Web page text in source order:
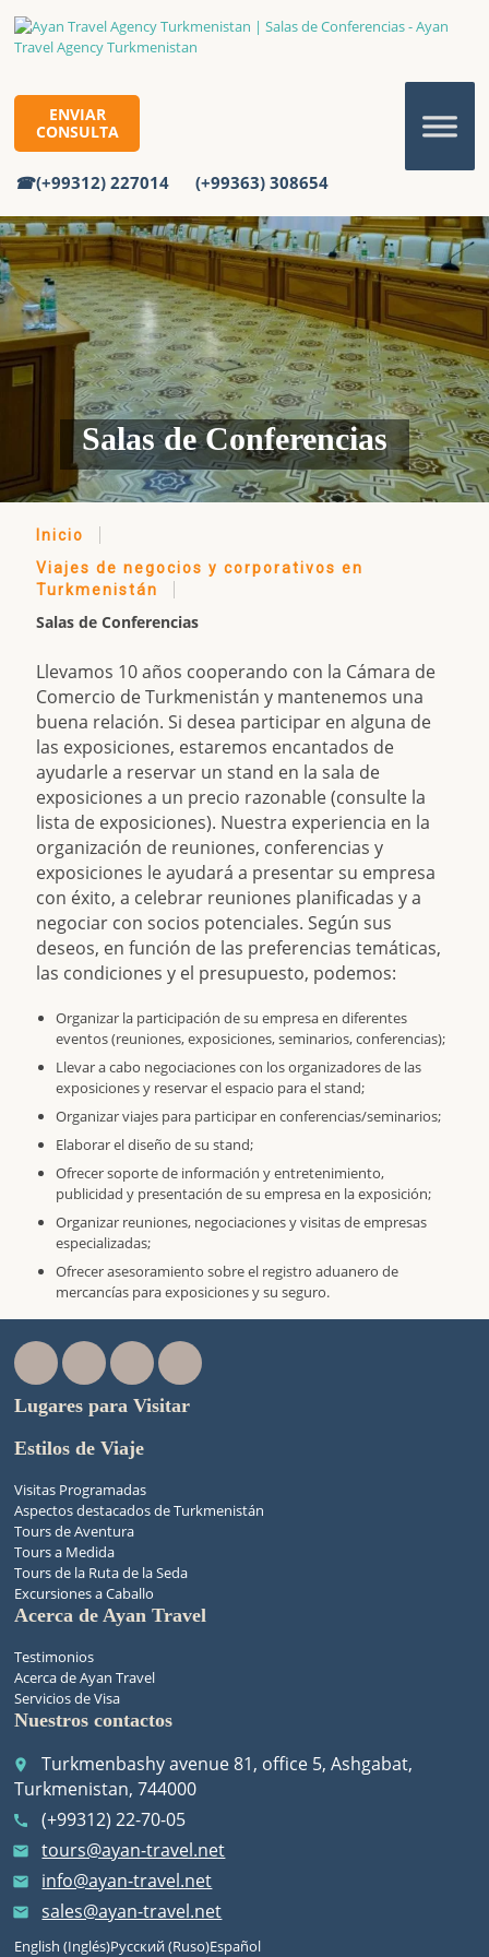
(+99312) 227014 (+99363) 308654
ENVIAR
CONSULTA
Salas de Conferencias
Inicio
Viajes de negocios y corporativos en
Turkmenistán
Salas de Conferencias
Llevamos 10 años cooperando con la Cámara de
Comercio de Turkmenistán y mantenemos una
buena relación. Si desea participar en alguna de
las exposiciones, estaremos encantados de
ayudarle a reservar un stand en la sala de
exposiciones a un precio razonable (consulte la
lista de exposiciones). Nuestra experiencia en la
organización de reuniones, conferencias y
exposiciones le ayudará a presentar su empresa
con éxito, a celebrar reuniones planificadas y a
negociar con socios potenciales. Según sus
deseos, en función de las preferencias temáticas,
las condiciones y el presupuesto, podemos:
Organizar la participación de su empresa en diferentes
eventos (reuniones, exposiciones, seminarios, conferencias);
Llevar a cabo negociaciones con los organizadores de las
exposiciones y reservar el espacio para el stand;
Organizar viajes para participar en conferencias/seminarios;
Elaborar el diseño de su stand;
Ofrecer soporte de información y entretenimiento,
publicidad y presentación de su empresa en la exposición;
Organizar reuniones, negociaciones y visitas de empresas
especializadas;
Ofrecer asesoramiento sobre el registro aduanero de
mercancías para exposiciones y su seguro.
Lugares para Visitar
Estilos de Viaje
Visitas Programadas
Aspectos destacados de Turkmenistán
Tours de Aventura
Tours a Medida
Tours de la Ruta de la Seda
Excursiones a Caballo
Acerca de Ayan Travel
Testimonios
Acerca de Ayan Travel
Servicios de Visa
Nuestros contactos
place
Turkmenbashy avenue 81, office 5, Ashgabat,
Turkmenistan, 744000
call (+99312) 22-70-05
email tours@ayan-travel.net
email info@ayan-travel.net
email sales@ayan-travel.net
English (Inglés)Русский(Ruso)Español